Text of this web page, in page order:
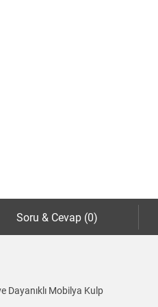
Soru & Cevap (0)
Dayanıklı Mobilya Kulp